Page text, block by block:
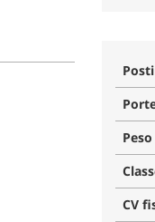
Posti
Peso
CV